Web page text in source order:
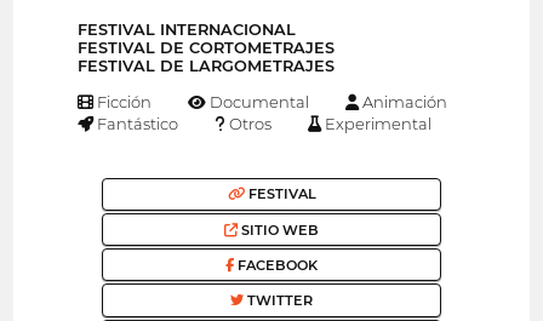
FESTIVAL INTERNACIONAL
FESTIVAL DE CORTOMETRAJES
FESTIVAL DE LARGOMETRAJES
Ficción Documental
Animación
Fantástico
Otros Experimental
FESTIVAL
SITIO WEB
FACEBOOK
TWITTER